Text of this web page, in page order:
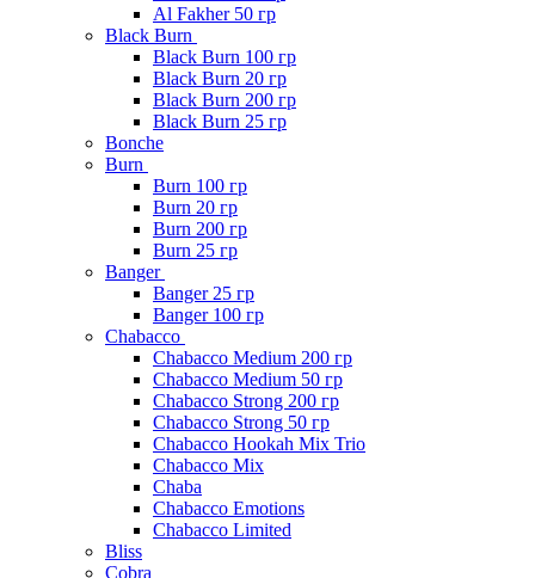
Al Fakher 50 гр
Black Burn
Black Burn 100 гр
Black Burn 20 гр
Black Burn 200 гр
Black Burn 25 гр
Bonche
Burn
Burn 100 гр
Burn 20 гр
Burn 200 гр
Burn 25 гр
Banger
Banger 25 гр
Banger 100 гр
Chabacco
Chabacco Medium 200 гр
Chabacco Medium 50 гр
Chabacco Strong 200 гр
Chabacco Strong 50 гр
Chabacco Hookah Mix Trio
Chabacco Mix
Chaba
Chabacco Emotions
Chabacco Limited
Bliss
Cobra